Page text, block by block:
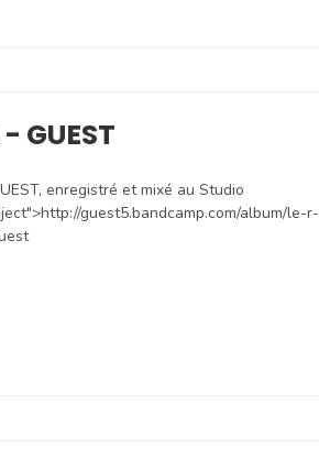
GUEST
enregistré et mixé au Studio
guest5.bandcamp.com/album/le-r-